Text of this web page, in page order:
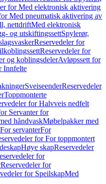
for Med elektronisk aktivering
Med pneumatisk aktivering av
nettdriftMed elektronisk
og utskiftingssettSpylerør,
Reservedeler for
Reservedeler for
og koblingsdelerAvløpssett for
Innfelte
SveiseenderReservedeler
Toppmonterte
for Halvveis nedfelt
Servanter for
håndvaskMøbelpakker med
servanterFor
for For toppmontert
Høye skapReservedeler
for
Reservedeler for
for SpeilskapMed